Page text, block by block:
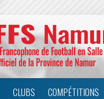
CLUBS COMPÉTITIONS